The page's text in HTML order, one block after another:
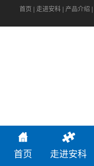
首页 | 走进安科 | 产品介绍 |
首页 走进安科